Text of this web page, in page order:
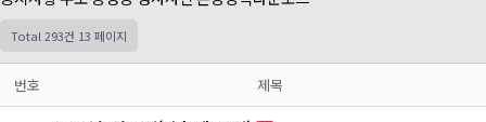
Total 293건 13 페이지
번호 제목